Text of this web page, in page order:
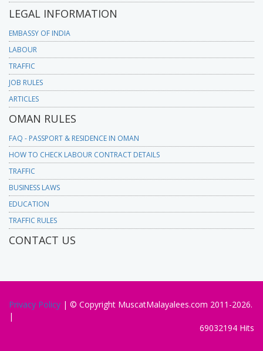
LEGAL INFORMATION
EMBASSY OF INDIA
LABOUR
TRAFFIC
JOB RULES
ARTICLES
OMAN RULES
FAQ - PASSPORT & RESIDENCE IN OMAN
HOW TO CHECK LABOUR CONTRACT DETAILS
TRAFFIC
BUSINESS LAWS
EDUCATION
TRAFFIC RULES
CONTACT US
Privacy Policy | © Copyright MuscatMalayalees.com 2011-2026.
|
69032194 Hits